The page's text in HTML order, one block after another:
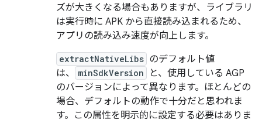
ズが大きくなる場合もありますが、ライブラリ
は実行時に APK から直接読み込まれるため、
アプリの読み込み速度が向上します。
extractNativeLibs のデフォルト値
は、
minSdkVersion
と、使用している AGP
のバージョンによって異なります。ほとんどの
場合、デフォルトの動作で十分だと思われま
す。この属性を明示的に設定する必要はありま